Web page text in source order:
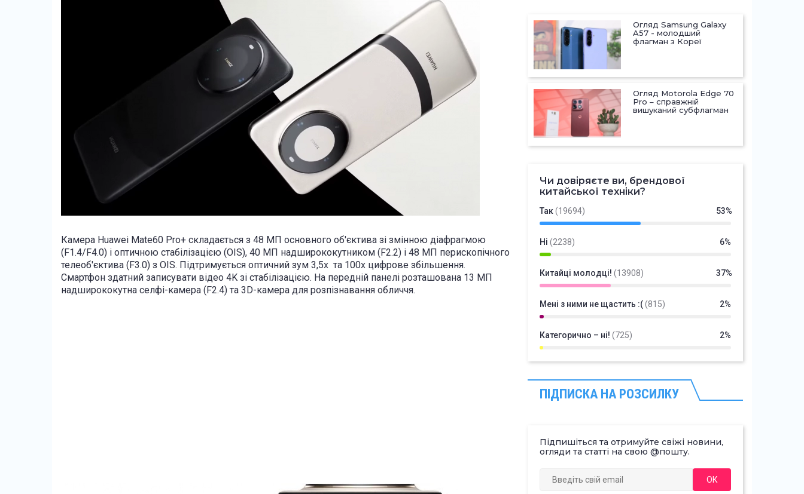
Камера Huawei Mate60 Pro+ складається з 48 МП основного об'єктива зі змінною діафрагмою
(F1.4/F4.0) і оптичною стабілізацією (OIS), 40 МП надширококутником (F2.2) і 48 МП перископічного
телеоб'єктива (F3.0) з OIS. Підтримується оптичний зум 3,5х та 100х цифрове збільшення.
Смартфон здатний записувати відео 4K зі стабілізацією. На передній панелі розташована 13 МП
надширококутна селфі-камера (F2.4) та 3D-камера для розпізнавання обличчя.
Огляд Samsung Galaxy
A57 - молодший
флагман з Кореї
Огляд Motorola Edge 70
Pro – справжній
вишуканий субфлагман
Чи довіряєте ви, брендової
китайської техніки?
Так(19694) 53%
Ні (2238) 6%
Китайці молодці! (13908) 37%
Мені з ними не щастить :((815) 2%
Категорично – ні! (725) 2%
ПІДПИСКА НА РОЗСИЛКУ
Підпишіться та отримуйте свіжі новини,
огляди та статті на свою @пошту.
ОК